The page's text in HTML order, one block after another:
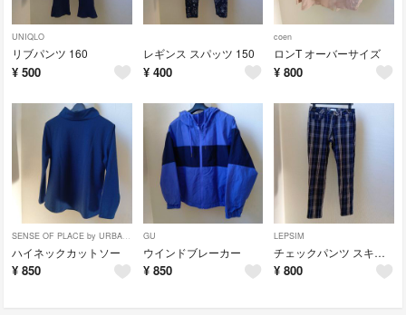
UNIQLO
リブパンツ 160
¥ 500
レギンス スパッツ 150
¥ 400
coen
ロンT オーバーサイズ
¥ 800
SENSE OF PLACE by URBAN RESEARCH
ハイネックカットソー
¥ 850
GU
ウインドブレーカー
¥ 850
LEPSIM
チェックパンツ スキニー
¥ 800